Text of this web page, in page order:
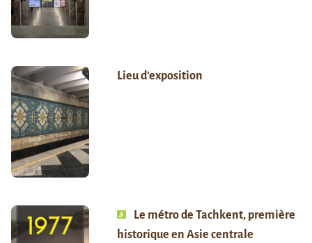
Lieu d’exposition
Le métro de Tachkent, première
historique en Asie centrale